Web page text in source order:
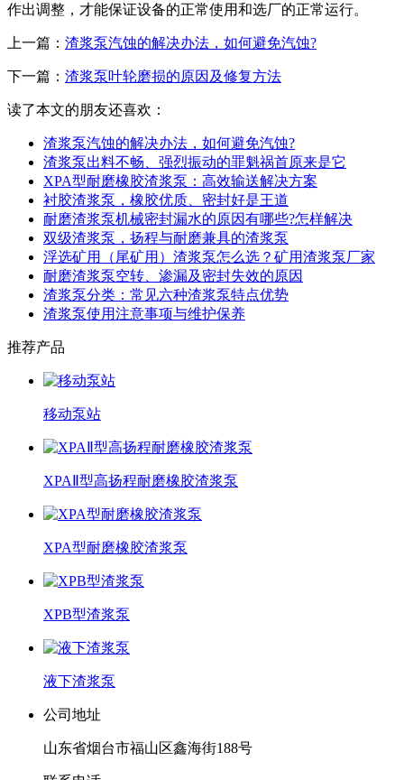
作出调整，才能保证设备的正常使用和选厂的正常运行。
上一篇： 渣浆泵汽蚀的解决办法，如何避免汽蚀?
下一篇： 渣浆泵叶轮磨损的原因及修复方法
读了本文的朋友还喜欢：
渣浆泵汽蚀的解决办法，如何避免汽蚀?
渣浆泵出料不畅、强烈振动的罪魁祸首原来是它
XPA型耐磨橡胶渣浆泵：高效输送解决方案
衬胶渣浆泵，橡胶优质、密封好是王道
耐磨渣浆泵机械密封漏水的原因有哪些?怎样解决
双级渣浆泵，扬程与耐磨兼具的渣浆泵
浮选矿用（尾矿用）渣浆泵怎么选？矿用渣浆泵厂家
耐磨渣浆泵空转、渗漏及密封失效的原因
渣浆泵分类：常见六种渣浆泵特点优势
渣浆泵使用注意事项与维护保养
推荐产品
移动泵站
XPAⅡ型高扬程耐磨橡胶渣浆泵
XPA型耐磨橡胶渣浆泵
XPB型渣浆泵
液下渣浆泵
公司地址
山东省烟台市福山区鑫海街188号